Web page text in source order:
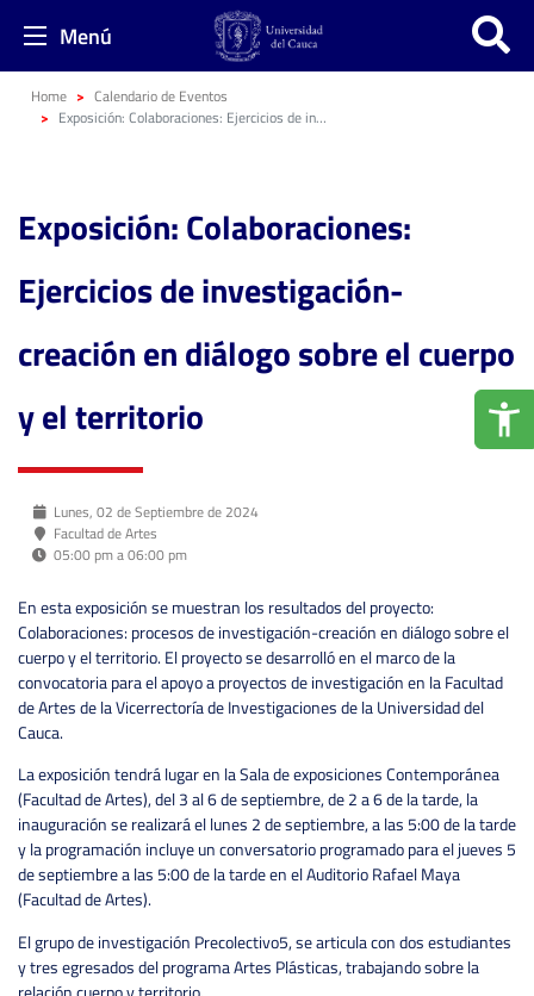
Menú
Home
Calendario de Eventos
Exposición: Colaboraciones: Ejercicios de investigación-creación en diálogo sobre el cuerpo y el territorio
Exposición: Colaboraciones:
Ejercicios de investigación-
creación en diálogo sobre el cuerpo
y el territorio
Lunes, 02 de Septiembre de 2024
Facultad de Artes
05:00 pm a 06:00 pm
En esta exposición se muestran los resultados del proyecto:
Colaboraciones: procesos de investigación-creación en diálogo sobre el
cuerpo y el territorio. El proyecto se desarrolló en el marco de la
convocatoria para el apoyo a proyectos de investigación en la Facultad
de Artes de la Vicerrectoría de Investigaciones de la Universidad del
Cauca.
La exposición tendrá lugar en la Sala de exposiciones Contemporánea
(Facultad de Artes), del 3 al 6 de septiembre, de 2 a 6 de la tarde, la
inauguración se realizará el lunes 2 de septiembre, a las 5:00 de la tarde
y la programación incluye un conversatorio programado para el jueves 5
de septiembre a las 5:00 de la tarde en el Auditorio Rafael Maya
(Facultad de Artes).
El grupo de investigación Precolectivo5, se articula con dos estudiantes
y tres egresados del programa Artes Plásticas, trabajando sobre la